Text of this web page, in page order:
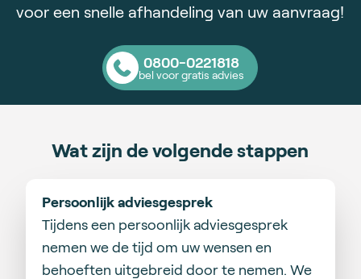
voor een snelle afhandeling van uw aanvraag!
0800-0221818
bel voor gratis advies
Wat zijn de volgende stappen
Persoonlijk adviesgesprek
Tijdens een persoonlijk adviesgesprek
nemen we de tijd om uw wensen en
behoeften uitgebreid door te nemen. We